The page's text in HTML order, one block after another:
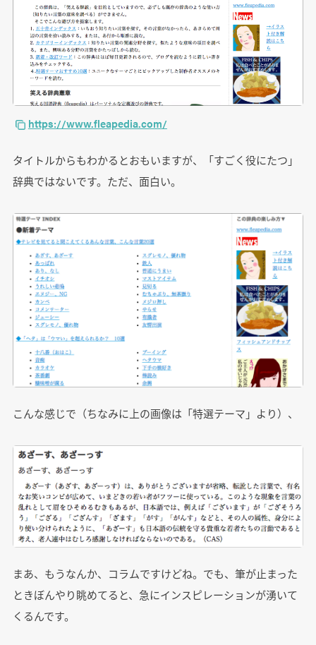
https://www.fleapedia.com/
タイトルからもわかるとおもいますが、「すごく役にたつ」
辞典ではないです。ただ、面白い。
こんな感じで（ちなみに上の画像は「特選テーマ」より）、
まあ、もうなんか、コラムですけどね。でも、筆が止まった
ときぼんやり眺めてると、急にインスピレーションが湧いて
くるんです。